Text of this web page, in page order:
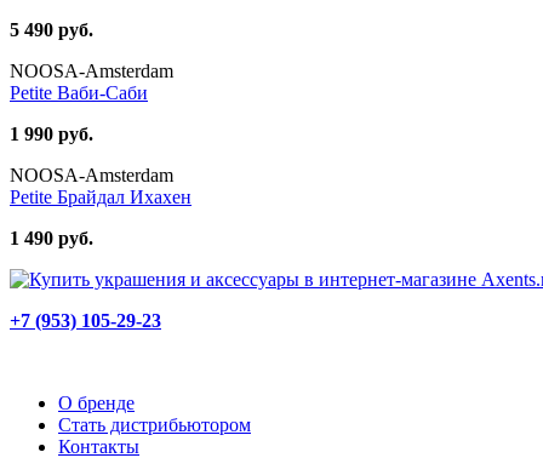
5 490 руб.
NOOSA-Amsterdam
Petite Ваби-Саби
1 990 руб.
NOOSA-Amsterdam
Petite Брайдал Ихахен
1 490 руб.
+7 (953) 105-29-23
О бренде
Стать дистрибьютором
Контакты